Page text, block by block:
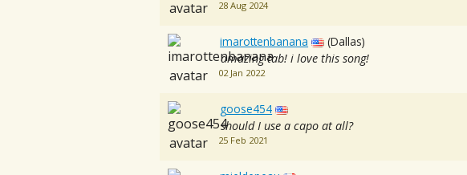
28 Aug 2024
imarottenbanana
(Dallas)
amazing tab! i love this song!
02 Jan 2022
goose454
should I use a capo at all?
25 Feb 2021